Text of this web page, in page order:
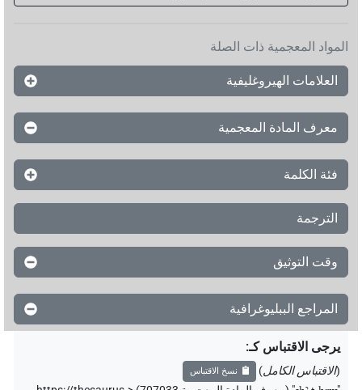
المواد المعجمية ذات الصلة
العلامات الهيروغليفية
معرف المادة المعجمية
فئة الكلمة
الترجمة
وقت التوثيق
المراجع الببليوغرافية
يرجى الاقتباس كـ:
(الاقتباس الكامل) نسخ الاقتباس